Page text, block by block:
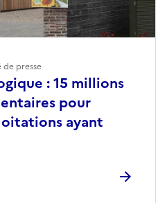
: 15 millions
pour
ayant
presse